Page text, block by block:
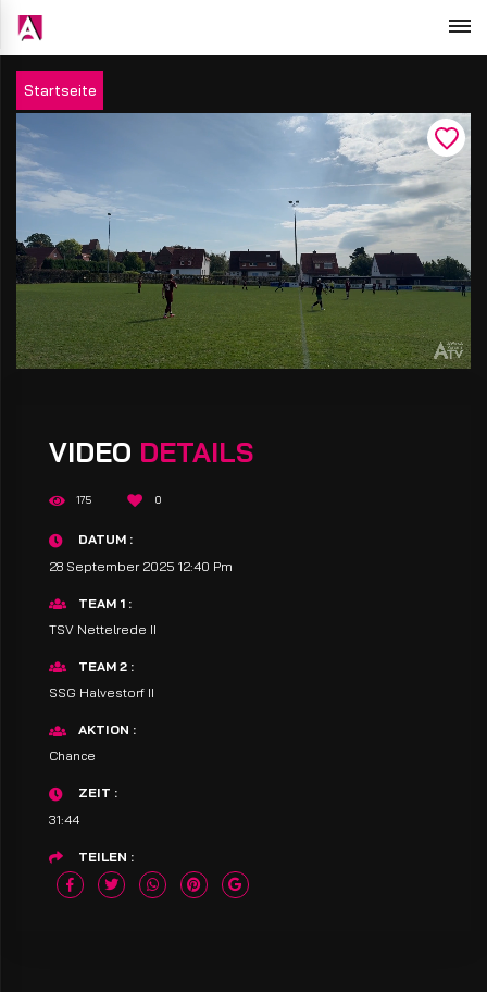
Startseite
VIDEO DETAILS
175 0
DATUM
28 September 2025 12:40 Pm
TEAM 1
TSV Nettelrede II
TEAM 2
SSG Halvestorf II
AKTION
Chance
ZEIT
31:44
TEILEN